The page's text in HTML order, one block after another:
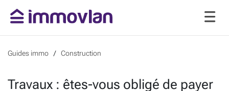
Guides immo Construction
Travaux : êtes-vous obligé de payer